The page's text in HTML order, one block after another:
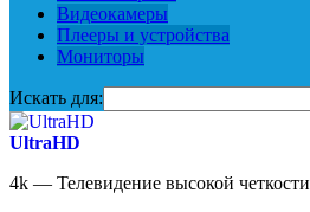
Видеокамеры
Плееры и устройства
Мониторы
Искать для:
UltraHD
4k — Телевидение высокой четкости